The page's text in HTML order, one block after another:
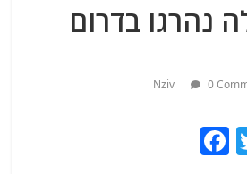
נהרגו בדרום
Nziv 0
T